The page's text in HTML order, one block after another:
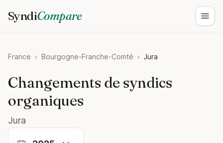
SyndiCompare
France › Bourgogne-Franche-Comté › Jura
Changements de syndics
organiques
Jura